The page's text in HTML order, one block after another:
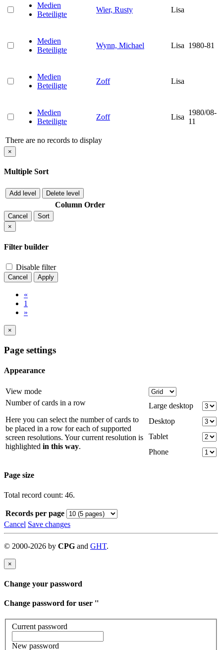
Medien
Beteiligte
Wier, Rusty Lisa
Medien
Beteiligte
Wynn, Michael Lisa 1980-81
Medien
Beteiligte
Zoff Lisa
Medien
Beteiligte
Zoff Lisa
1980/08-
11
There are no records to display
×
Multiple Sort
Add level Delete level
Column Order
Cancel
Sort
×
Filter builder
Disable filter
Cancel Apply
«
1
»
×
Page settings
Appearance
View mode
Number of cards in a row
Here you can select the number of cards to
be placed in a row for each of supported
screen resolutions. Your current resolution is
highlighted in this way.
Large desktop
Desktop
Tablet
Phone
Page size
Total record count: 46.
Records per page
Cancel Save changes
© 2000-2026 by CPG and GHT.
×
Change your password
Change password for user ''
Current password
New password